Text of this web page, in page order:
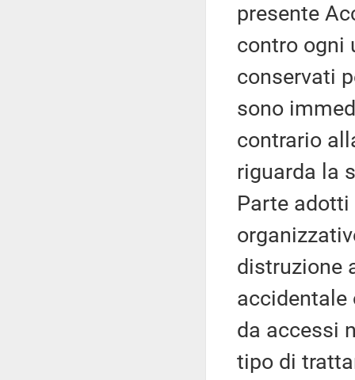
presente
contro ogni
conservati
sono
contrario
riguarda la
Parte
distruzione
accidentale
da accessi
tipo di